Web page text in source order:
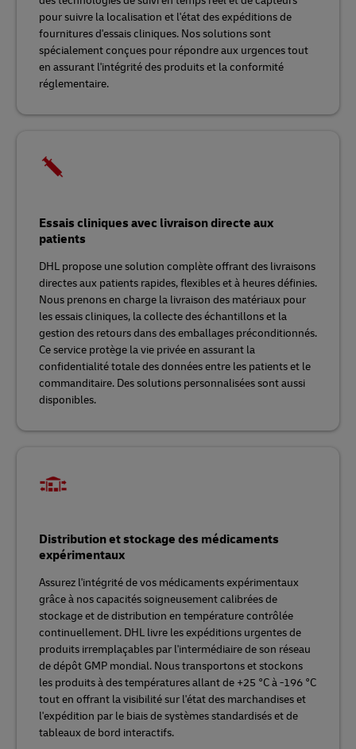
pour suivre la localisation et l'état des expéditions de
fournitures d'essais cliniques. Nos solutions sont
spécialement conçues pour répondre aux urgences tout
en assurant l'intégrité des produits et la conformité
réglementaire.
Essais cliniques avec livraison directe aux
patients
DHL propose une solution complète offrant des livraisons
directes aux patients rapides, flexibles et à heures définies.
Nous prenons en charge la livraison des matériaux pour
les essais cliniques, la collecte des échantillons et la
gestion des retours dans des emballages préconditionnés.
Ce service protège la vie privée en assurant la
confidentialité totale des données entre les patients et le
commanditaire. Des solutions personnalisées sont aussi
disponibles.
Distribution et stockage des médicaments
expérimentaux
Assurez l'intégrité de vos médicaments expérimentaux
grâce à nos capacités soigneusement calibrées de
stockage et de distribution en température contrôlée
continuellement. DHL livre les expéditions urgentes de
produits irremplaçables par l'intermédiaire de son réseau
de dépôt GMP mondial. Nous transportons et stockons
les produits à des températures allant de +25 °C à -196 °C
tout en offrant la visibilité sur l'état des marchandises et
l'expédition par le biais de systèmes standardisés et de
tableaux de bord interactifs.